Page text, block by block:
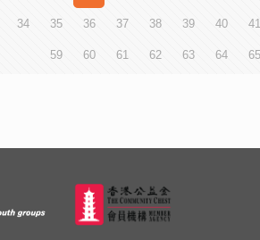
34 35 36 37 38 39 40 41
59 60 61 62 63 64 65